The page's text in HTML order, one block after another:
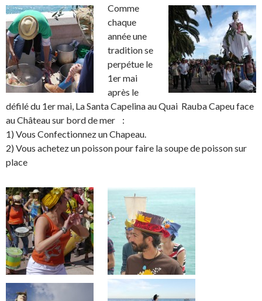
Comme
chaque
année une
tradition se
perpétue le
1er mai
après le
défilé du 1er mai, La Santa Capelina au Quai Rauba Capeu face
au Château sur bord de mer :
1) Vous Confectionnez un Chapeau.
2) Vous achetez un poisson pour faire la soupe de poisson sur
place